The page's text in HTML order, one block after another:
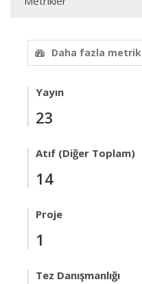
Daha fazla metrik
Yayın
23
Atıf (Diğer Toplam)
14
Proje
1
Tez Danışmanlığı